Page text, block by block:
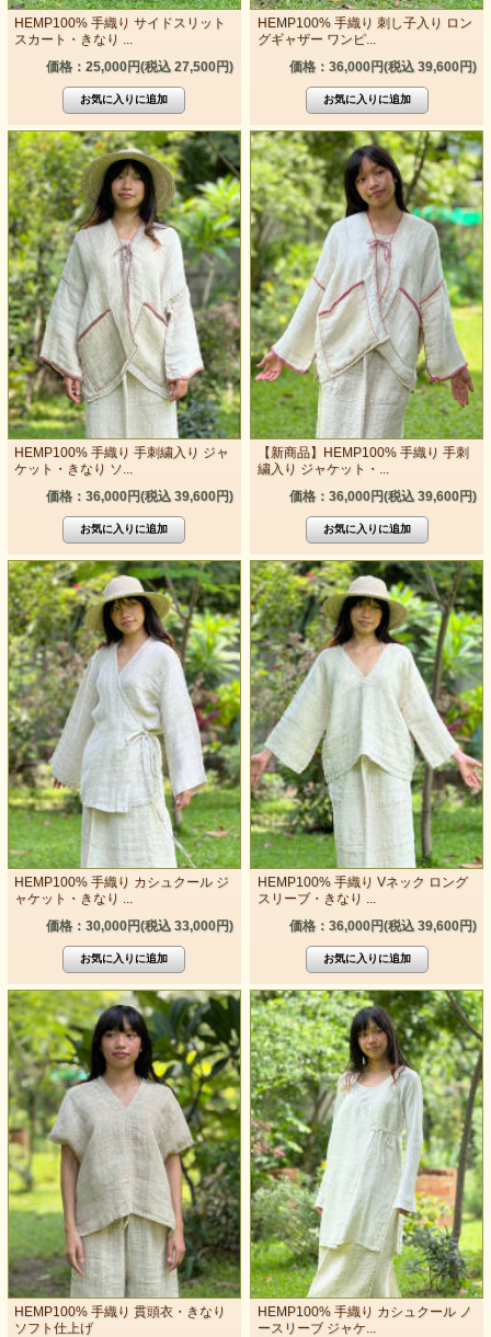
HEMP100% 手織り サイドスリット
スカート・きなり ...
価格：25,000円(税込 27,500円)
HEMP100% 手織り 刺し子入り ロン
グギャザー ワンピ...
価格：36,000円(税込 39,600円)
HEMP100% 手織り 手刺繍入り ジャ
ケット・きなり ソ...
価格：36,000円(税込 39,600円)
【新商品】HEMP100% 手織り 手刺
繍入り ジャケット・...
価格：36,000円(税込 39,600円)
HEMP100% 手織り カシュクール ジ
ャケット・きなり ...
価格：30,000円(税込 33,000円)
HEMP100% 手織り Vネック ロング
スリーブ・きなり ...
価格：36,000円(税込 39,600円)
HEMP100% 手織り 貫頭衣・きなり
ソフト仕上げ
HEMP100% 手織り カシュクール ノ
ースリーブ ジャケ...